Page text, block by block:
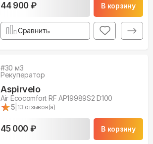
44 900 ₽ В корзину
Сравнить
#30 м3
Рекуператор
Aspirvelo
Air Ecocomfort RF АР19989S2 D100
★
★5 13 отзывов(а)
45 000 ₽ В корзину